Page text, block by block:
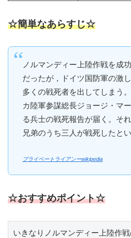
☆簡単なあらすじ☆
ノルマンディー上陸作戦を成
だったが，ドイツ国防軍の激
多くの戦死者を出してしまう
カ陸軍参謀総長ジョージ・マ
る兵士の戦死報告が届く。そ
兄弟のうち三人が戦死したと
プライベートライアンーwikipedia
☆おすすめポイント☆
いきなりノルマンディー上陸作